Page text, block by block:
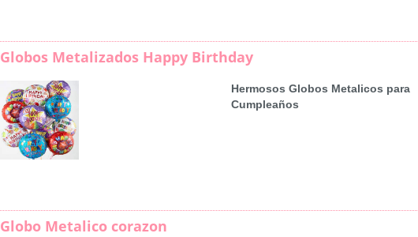
Globos Metalizados Happy Birthday
Hermosos Globos Metalicos para
Cumpleaños
Globo Metalico corazon